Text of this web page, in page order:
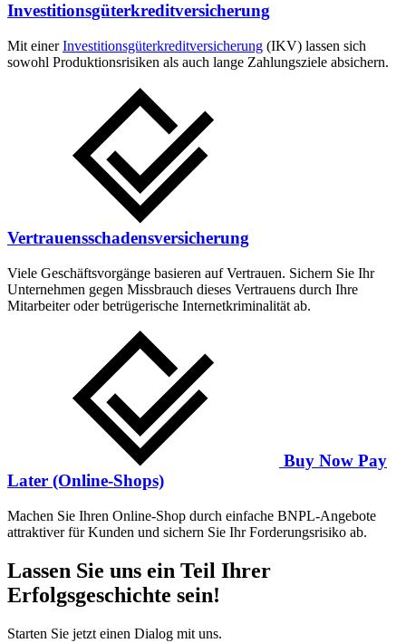
Investitionsgüter­kredit­versicherung
Mit einerInvestitionsgüter­­kredit­­versicherung (IKV) lassen sich
sowohl Produktionsrisiken als auch lange Zahlungsziele absichern.
Vertrauensschadens­versicherung
Viele Geschäftsvorgänge basieren auf Vertrauen. Sichern Sie Ihr
Unternehmen gegen Missbrauch dieses Vertrauens durch Ihre
Mitarbeiter oder betrügerische Internetkriminalität ab.
Buy Now Pay
Later (Online-Shops)
Machen Sie Ihren Online-Shop durch einfache BNPL-Angebote
attraktiver für Kunden und sichern Sie Ihr Forderungsrisiko ab.
Lassen Sie uns ein Teil Ihrer
Erfolgsgeschichte sein!
Starten Sie jetzt einen Dialog mit uns.